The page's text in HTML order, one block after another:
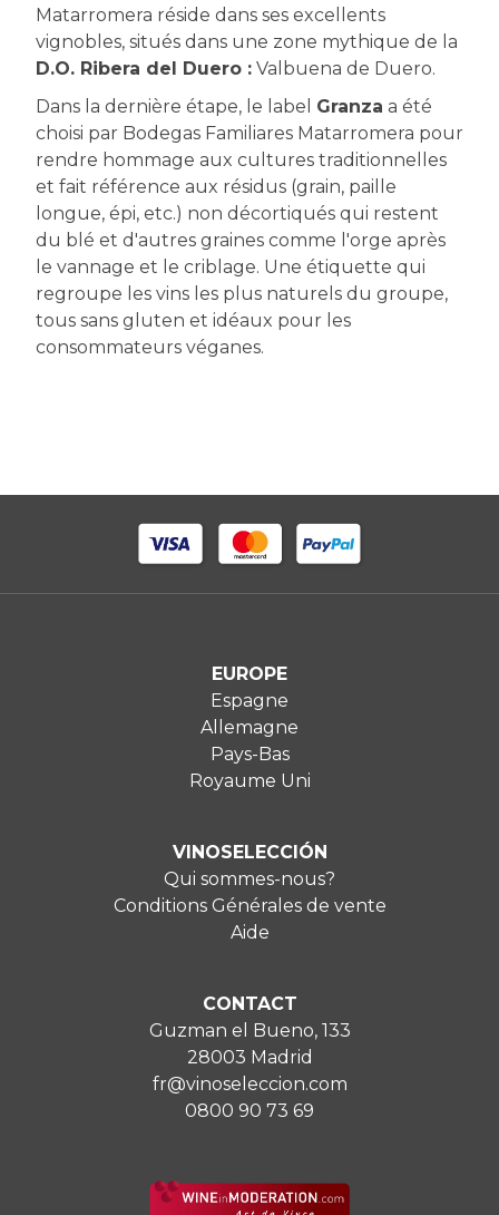
Matarromera réside dans ses excellents
vignobles, situés dans une zone mythique de la
D.O. Ribera del Duero : Valbuena de Duero.
Dans la dernière étape, le label Granza a été
choisi par Bodegas Familiares Matarromera pour
rendre hommage aux cultures traditionnelles
et fait référence aux résidus (grain, paille
longue, épi, etc.) non décortiqués qui restent
du blé et d'autres graines comme l'orge après
le vannage et le criblage. Une étiquette qui
regroupe les vins les plus naturels du groupe,
tous sans gluten et idéaux pour les
consommateurs véganes.
EUROPE
Espagne
Allemagne
Pays-Bas
Royaume Uni
VINOSELECCIÓN
Qui sommes-nous?
Conditions Générales de vente
Aide
CONTACT
Guzman el Bueno, 133
28003 Madrid
fr@vinoseleccion.com
0800 90 73 69